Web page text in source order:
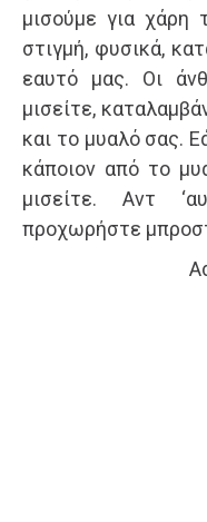
μισούμε για χάρη
στιγμή, φυσικά,
εαυτό μας. Οι
μισείτε,
και το μυαλό σας.
κάποιον από το
μισείτε. Αντ
προχωρήστε